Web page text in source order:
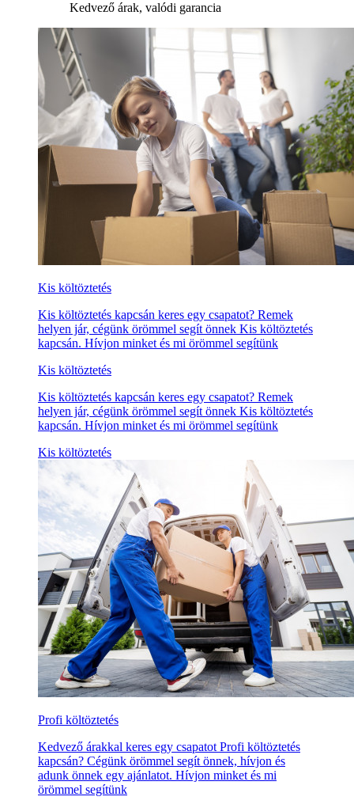
Kedvező árak, valódi garancia
Kis költöztetés
Kis költöztetés kapcsán keres egy csapatot? Remek
helyen jár, cégünk örömmel segít önnek Kis költöztetés
kapcsán. Hívjon minket és mi örömmel segítünk
Kis költöztetés
Kis költöztetés kapcsán keres egy csapatot? Remek
helyen jár, cégünk örömmel segít önnek Kis költöztetés
kapcsán. Hívjon minket és mi örömmel segítünk
Kis költöztetés
Profi költöztetés
Kedvező árakkal keres egy csapatot Profi költöztetés
kapcsán? Cégünk örömmel segít önnek, hívjon és
adunk önnek egy ajánlatot. Hívjon minket és mi
örömmel segítünk